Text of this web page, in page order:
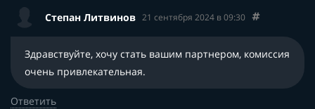
Степан Литвинов 21 сентября 2024 в 09:30
Здравствуйте, хочу стать вашим партнером, комиссия
очень привлекательная.
Ответить